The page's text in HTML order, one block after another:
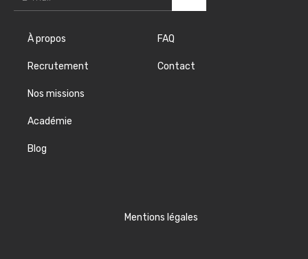
À propos
Recrutement
Nos missions
Académie
Blog
FAQ
Contact
Mentions légales